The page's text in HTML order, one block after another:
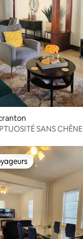
SANS CHÊNE